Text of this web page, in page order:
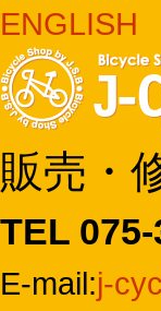
ENGLISH
販売・
TEL
E-mail:j-